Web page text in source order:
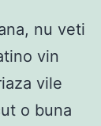
nu veti
vin
vile
o buna